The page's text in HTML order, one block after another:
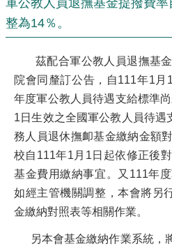
軍公教人員退撫基金提撥費
整為14％。
茲配合軍公教人員退撫基金
院會同釐訂公告，自111年1
年度軍公教人員待遇支給標準
1日生效之全國軍公教人員待遇
務人員退休撫卹基金繳納金額
校自111年1月1日起依修正後
基金費用繳納事宜。又111年
如經主管機關調整，本會將另
金繳納對照表等相關作業。
另本會基金繳納作業系統，